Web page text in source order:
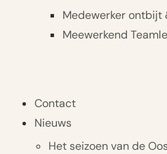
Medewerker ontbijt
Meewerkend
Contact
Nieuws
Het seizoen van de